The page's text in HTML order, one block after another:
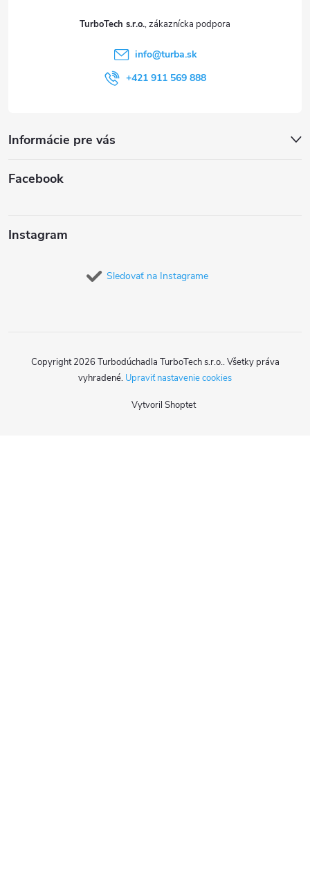
TurboTech s.r.o.
info@turba.sk
+421 911 569 888
Informácie pre vás
Facebook
Instagram
Sledovať na Instagrame
Vytvoril Shoptet
Copyright 2026 Turbodúchadla TurboTech s.r.o.. Všetky práva
vyhradené. Upraviť nastavenie cookies